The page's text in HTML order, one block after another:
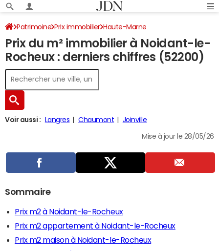
Patrimoine Prix immobilier Haute-Marne
Noidant-le-Rocheux
Prix du m² immobilier à Noidant-le-
Rocheux : derniers chiffres (52200)
Voir aussi : Langres Chaumont Joinville
Mise à jour le 28/05/26
Sommaire
Prix m2 à Noidant-le-Rocheux
Prix m2 appartement à Noidant-le-Rocheux
Prix m2 maison à Noidant-le-Rocheux